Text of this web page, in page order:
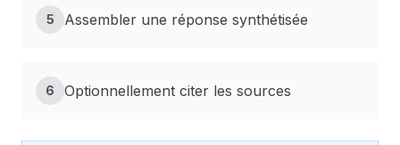
5 Assembler une réponse synthétisée
6 Optionnellement citer les sources